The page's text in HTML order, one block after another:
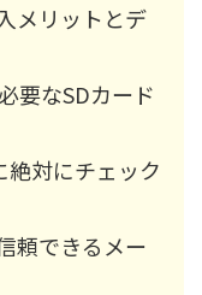
メリットとデ
要なSDカード
絶対にチェック
頼できるメー